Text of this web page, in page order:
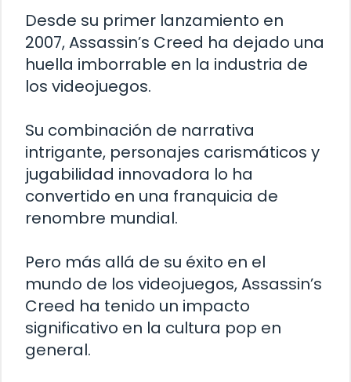
Desde su primer lanzamiento en
2007, Assassin’s Creed ha dejado una
huella imborrable en la industria de
los videojuegos.
Su combinación de narrativa
intrigante, personajes carismáticos y
jugabilidad innovadora lo ha
convertido en una franquicia de
renombre mundial.
Pero más allá de su éxito en el
mundo de los videojuegos, Assassin’s
Creed ha tenido un impacto
significativo en la cultura pop en
general.